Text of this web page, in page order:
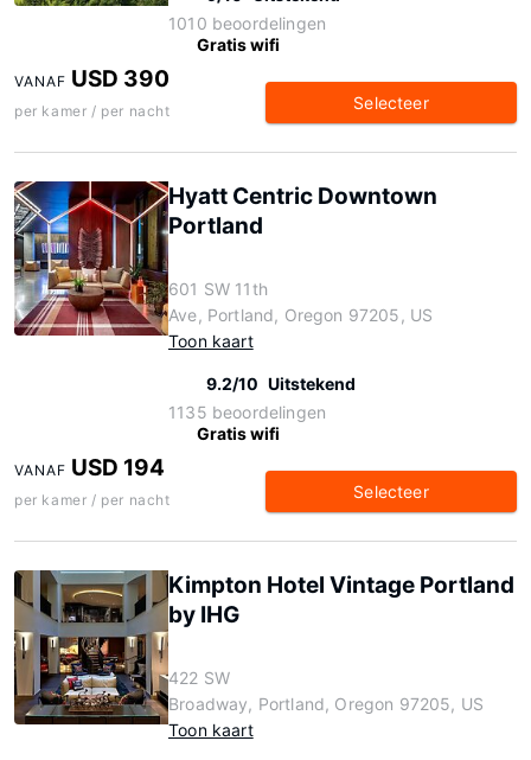
1010 beoordelingen
Gratis wifi
VANAF USD 390
per kamer / per nacht Selecteer
Hyatt Centric Downtown
Portland
601 SW 11th
Ave, Portland, Oregon 97205, US
Toon kaart
9.2/10 Uitstekend
1135 beoordelingen
Gratis wifi
VANAF USD 194
per kamer / per nacht Selecteer
Kimpton Hotel Vintage Portland
by IHG
422 SW
Broadway, Portland, Oregon 97205, US
Toon kaart